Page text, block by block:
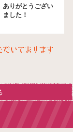
ありがとうござい
ました！